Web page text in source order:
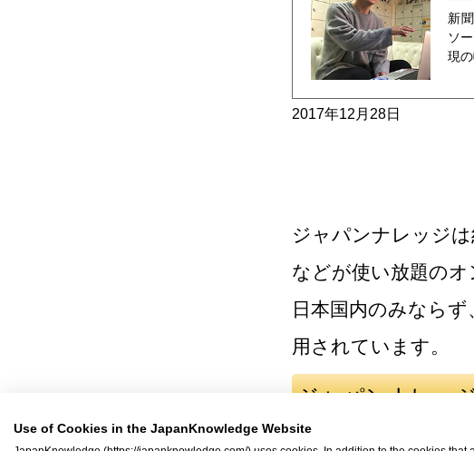
新
ソ
現
2017年12月28日
ジャパンナレッジ
などが使い放題のオ
日本国内のみなら
用されています。
ジャパンナレッ
Use of Cookies in the JapanKnowledge Website